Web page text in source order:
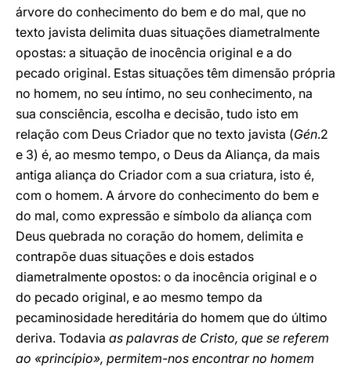
árvore do conhecimento do bem e do mal, que no
texto javista delimita duas situações diametralmente
opostas: a situação de inocência original e a do
pecado original. Estas situações têm dimensão própria
no homem, no seu íntimo, no seu conhecimento, na
sua consciência, escolha e decisão, tudo isto em
relação com Deus Criador que no texto javista (Gén.2
e 3) é, ao mesmo tempo, o Deus da Aliança, da mais
antiga aliança do Criador com a sua criatura, isto é,
com o homem. A árvore do conhecimento do bem e
do mal, como expressão e símbolo da aliança com
Deus quebrada no coração do homem, delimita e
contrapõe duas situações e dois estados
diametralmente opostos: o da inocência original e o
do pecado original, e ao mesmo tempo da
pecaminosidade hereditária do homem que do último
deriva. Todavia as palavras de Cristo, que se referem
ao «princípio», permitem-nos encontrar no homem